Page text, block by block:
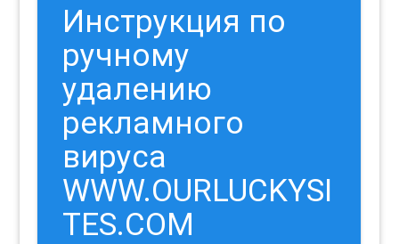
Инструкция по
ручному
удалению
рекламного
вируса
WWW.OURLUCKYSI
TES.COM